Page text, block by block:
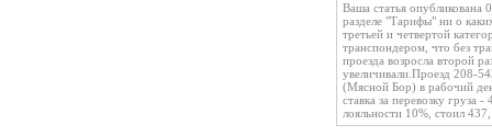
Ваша статья
разделе "Тарифы" ни о
третьей и четвертой
транспондером, что без
проезда возросла второй
увеличивали.Проезд 208-
(Мясной Бор) в рабочий
ставка за перевозку
лояльности 10%, стоил